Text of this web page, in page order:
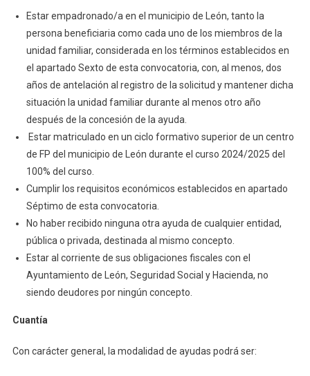
Estar empadronado/a en el municipio de León, tanto la
persona beneficiaria como cada uno de los miembros de la
unidad familiar, considerada en los términos establecidos en
el apartado Sexto de esta convocatoria, con, al menos, dos
años de antelación al registro de la solicitud y mantener dicha
situación la unidad familiar durante al menos otro año
después de la concesión de la ayuda.
Estar matriculado en un ciclo formativo superior de un centro
de FP del municipio de León durante el curso 2024/2025 del
100% del curso.
Cumplir los requisitos económicos establecidos en apartado
Séptimo de esta convocatoria.
No haber recibido ninguna otra ayuda de cualquier entidad,
pública o privada, destinada al mismo concepto.
Estar al corriente de sus obligaciones fiscales con el
Ayuntamiento de León, Seguridad Social y Hacienda, no
siendo deudores por ningún concepto.
Cuantía
Con carácter general, la modalidad de ayudas podrá ser: